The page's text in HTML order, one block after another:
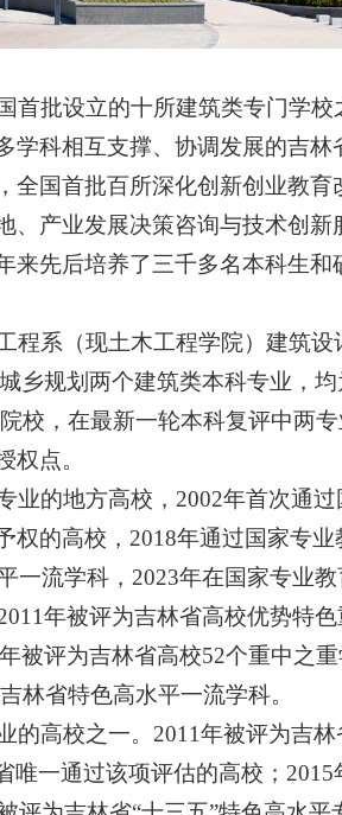
首批设立的十所建筑类专门学校
学科相互支撑、协调发展的吉林
全国首批百所深化创新创业教育
产业发展决策咨询与技术创新
来先后培养了三千多名本科生和
系（现土木工程学院）建筑设
乡规划两个建筑类本科专业，
校，在最新一轮本科复评中两
点。
业的地方高校，2002年首次通
的高校，2018年通过国家专业
一流学科，2023年在国家专业
年被评为吉林省高校优势特色
被评为吉林省高校52个重中之重
林省特色高水平一流学科。
的高校之一。2011年被评为吉林
唯一通过该项评估的高校；2015